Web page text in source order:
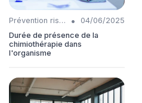
Prévention risques •
04/06/2025
Durée de présence de la
chimiothérapie dans
l'organisme